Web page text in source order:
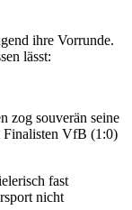
ihre Vorrunde.
lässt:
zog souverän seine
Finalisten VfB (1:0)
fast
nicht